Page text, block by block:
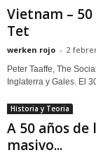
Vietnam –
Tet
werken rojo - 2
Peter Taaffe, The
Inglaterra y Gales. El
Historia y Teoria
A 50 años
masivo...